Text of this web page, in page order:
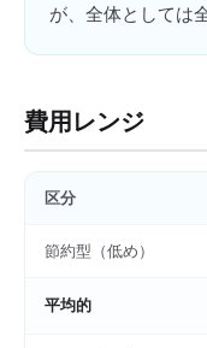
が、全体としては
費用レンジ
区分
節約型（低め）
平均的